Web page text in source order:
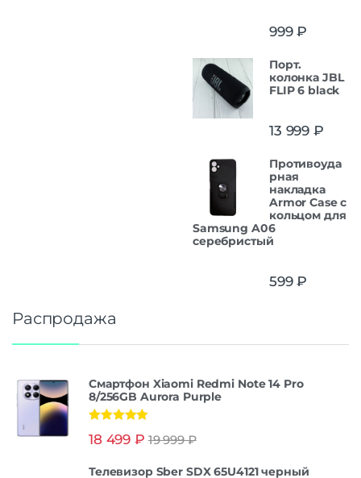
999₽
Порт.
колонка JBL
FLIP 6 black
13 999 ₽
Противоуда
рная
накладка
Armor Case с
кольцом для
Samsung A06
серебристый
599₽
Распродажа
Смартфон Xiaomi Redmi Note 14 Pro
8/256GB Aurora Purple
из 5
18 499 ₽ 19 999₽
Телевизор Sber SDX 65U4121 черный